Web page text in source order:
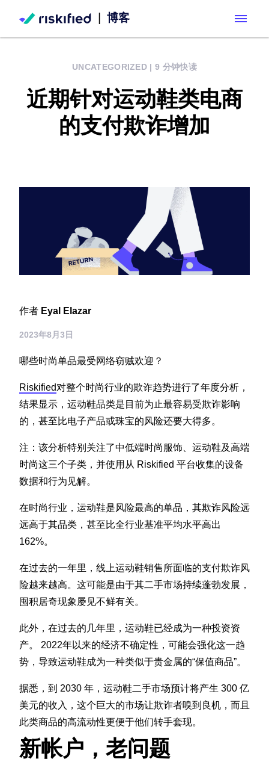
博客
Adaptive Checkout
Account Secure
客户
合作伙伴
关于我们
市场活动
新闻和媒体
UNCATEGORIZED | 9 分钟快读
近期针对运动鞋类电商
的支付欺诈增加
作者 Eyal Elazar
2023年8月3日
哪些时尚单品最受网络窃贼欢迎？
Riskified对整个时尚行业的欺诈趋势进行了年度分析，
结果显示，运动鞋品类是目前为止最容易受欺诈影响
的，甚至比电子产品或珠宝的风险还要大得多。
注：该分析特别关注了中低端时尚服饰、运动鞋及高端
时尚这三个子类，并使用从 Riskified 平台收集的设备
数据和行为见解。
在时尚行业，运动鞋是风险最高的单品，其欺诈风险远
远高于其品类，甚至比全行业基准平均水平高出
162%。
在过去的一年里，线上运动鞋销售所面临的支付欺诈风
险越来越高。这可能是由于其二手市场持续蓬勃发展，
囤积居奇现象屡见不鲜有关。
此外，在过去的几年里，运动鞋已经成为一种投资资
产。 2022年以来的经济不确定性，可能会强化这一趋
势，导致运动鞋成为一种类似于贵金属的“保值商品”。
据悉，到 2030 年，运动鞋二手市场预计将产生 300 亿
美元的收入，这个巨大的市场让欺诈者嗅到良机，而且
此类商品的高流动性更便于他们转手套现。
新帐户，老问题